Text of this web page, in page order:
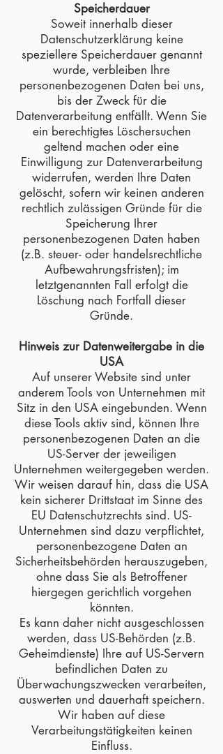
Speicherdauer
Soweit innerhalb dieser
Datenschutzerklärung keine
speziellere Speicherdauer genannt
wurde, verbleiben Ihre
personenbezogenen Daten bei uns,
bis der Zweck für die
Datenverarbeitung entfällt. Wenn Sie
ein berechtigtes Löschersuchen
geltend machen oder eine
Einwilligung zur Datenverarbeitung
widerrufen, werden Ihre Daten
gelöscht, sofern wir keinen anderen
rechtlich zulässigen Gründe für die
Speicherung Ihrer
personenbezogenen Daten haben
(z.B. steuer- oder handelsrechtliche
Aufbewahrungsfristen); im
letztgenannten Fall erfolgt die
Löschung nach Fortfall dieser
Gründe.
Hinweis zur Datenweitergabe in die
USA
Auf unserer Website sind unter
anderem Tools von Unternehmen mit
Sitz in den USA eingebunden. Wenn
diese Tools aktiv sind, können Ihre
personenbezogenen Daten an die
US-Server der jeweiligen
Unternehmen weitergegeben werden.
Wir weisen darauf hin, dass die USA
kein sicherer Drittstaat im Sinne des
EU Datenschutzrechts sind. US-
Unternehmen sind dazu verpflichtet,
personenbezogene Daten an
Sicherheitsbehörden herauszugeben,
ohne dass Sie als Betroffener
hiergegen gerichtlich vorgehen
könnten.
Es kann daher nicht ausgeschlossen
werden, dass US-Behörden (z.B.
Geheimdienste) Ihre auf US-Servern
befindlichen Daten zu
Überwachungszwecken verarbeiten,
auswerten und dauerhaft speichern.
Wir haben auf diese
Verarbeitungstätigkeiten keinen
Einfluss.